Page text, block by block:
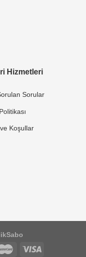
Hizmetleri
Sorular
Koşullar